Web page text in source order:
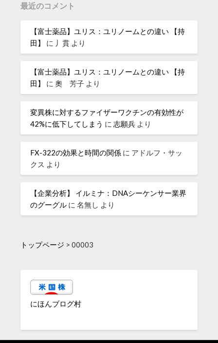
最近のコメント
【富士薬品】ユリス：ユリノームとの違い 【持
田】
に 丿貫 より
【富士薬品】ユリス：ユリノームとの違い 【持
田】
に奧 芳子 より
変異株に対するファイザーワクチンの有効性が
42%に低下してしまう に志願兵 より
FX-322の効果と時間の関係 に アドルフ・サッ
クス より
【企業分析】 イルミナ：DNAシーケンサー業界
のグーグル に名無し より
トップページ >00003
にほんブログ村